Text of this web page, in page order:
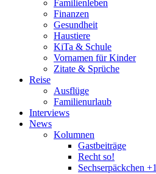
Familienleben
Finanzen
Gesundheit
Haustiere
KiTa & Schule
Vornamen für Kinder
Zitate & Sprüche
Reise
Ausflüge
Familienurlaub
Interviews
News
Kolumnen
Gastbeiträge
Recht so!
Sechserpäckchen +1